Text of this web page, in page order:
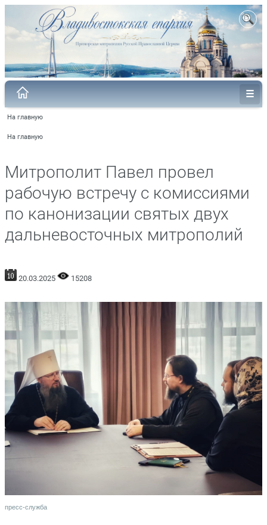
На главную
На главную
Митрополит Павел провел
рабочую встречу с комиссиями
по канонизации святых двух
дальневосточных митрополий
20.03.2025 15208
пресс-служба